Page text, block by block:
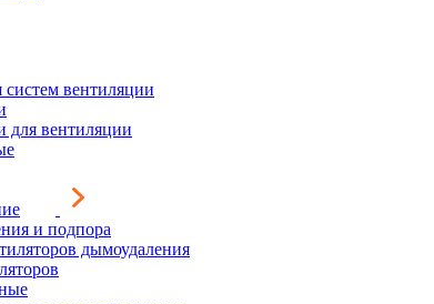
вентиляции
для вентиляции
и подпора
дымоудаления